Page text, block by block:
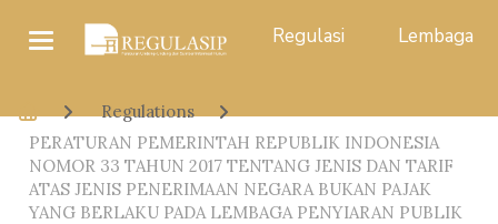
Regulasi Lembaga
Regulations
PERATURAN PEMERINTAH REPUBLIK INDONESIA
NOMOR 33 TAHUN 2017 TENTANG JENIS DAN TARIF
ATAS JENIS PENERIMAAN NEGARA BUKAN PAJAK
YANG BERLAKU PADA LEMBAGA PENYIARAN PUBLIK